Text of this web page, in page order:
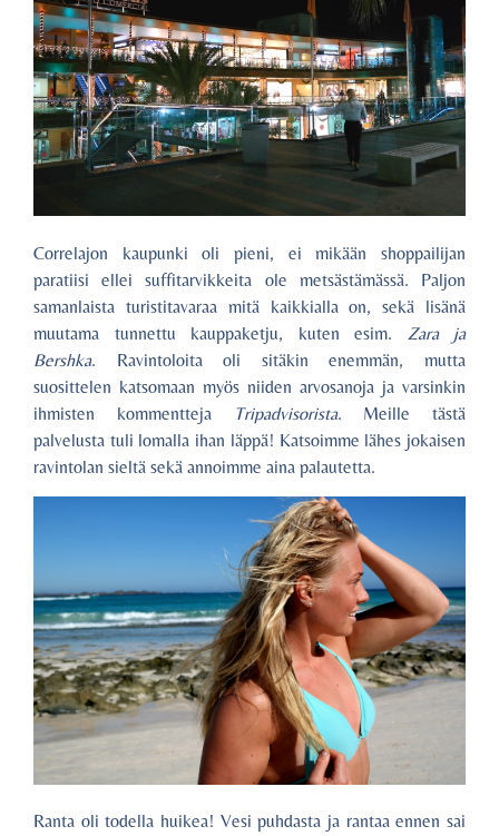
Correlajon kaupunki oli pieni, ei mikään shoppailijan
paratiisi ellei suffitarvikkeita ole metsästämässä. Paljon
samanlaista turistitavaraa mitä kaikkialla on, sekä lisänä
muutama tunnettu kauppaketju, kuten esim. Zara ja
Bershka. Ravintoloita oli sitäkin enemmän, mutta
suosittelen katsomaan myös niiden arvosanoja ja varsinkin
ihmisten kommentteja
Tripadvisorista. Meille tästä
palvelusta tuli lomalla ihan läppä! Katsoimme lähes jokaisen
ravintolan sieltä sekä annoimme aina palautetta.
Ranta oli todella huikea! Vesi puhdasta ja rantaa ennen sai